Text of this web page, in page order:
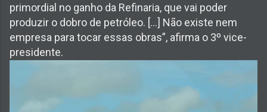
primordial no ganho da Refinaria, que vai poder
produzir o dobro de petróleo. [...] Não existe nem
empresa para tocar essas obras”, afirma o 3º vice-
presidente.